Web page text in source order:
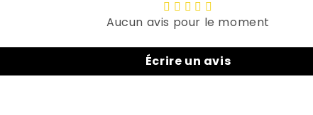
Aucun avis pour le moment
Écrire un avis